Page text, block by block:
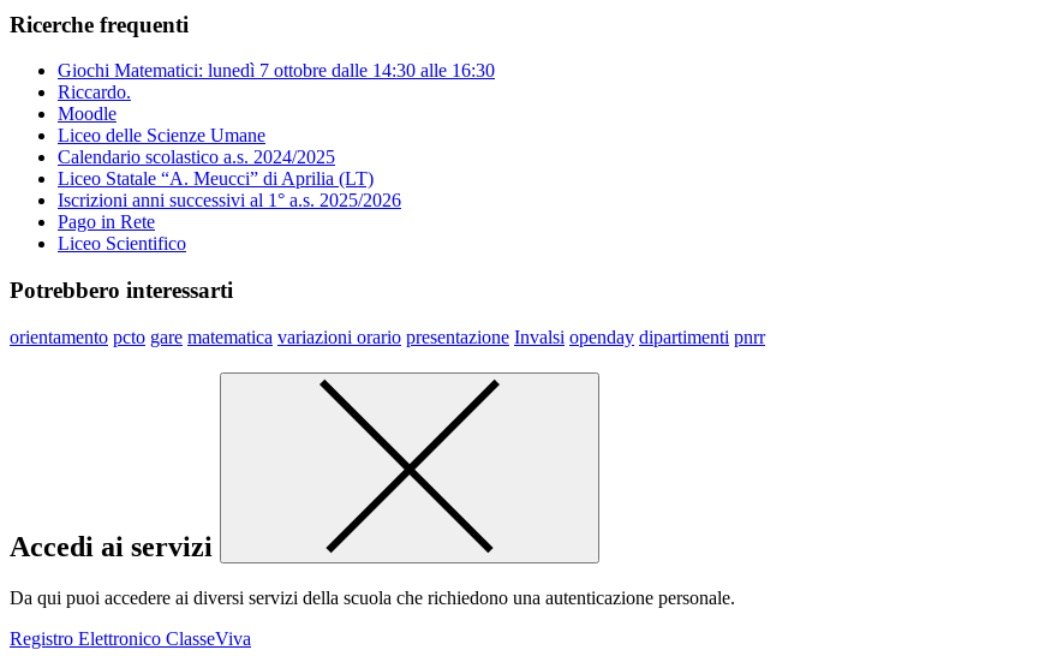
Ricerche frequenti
Giochi Matematici: lunedì 7 ottobre dalle 14:30 alle 16:30
Riccardo.
Moodle
Liceo delle Scienze Umane
Calendario scolastico a.s. 2024/2025
Liceo Statale “A. Meucci” di Aprilia (LT)
Iscrizioni anni successivi al 1° a.s. 2025/2026
Pago in Rete
Liceo Scientifico
Potrebbero interessarti
orientamento pcto gare matematica variazioni orario presentazione Invalsi openday dipartimenti pnrr
Accedi ai servizi
Da qui puoi accedere ai diversi servizi della scuola che richiedono una autenticazione personale.
Registro Elettronico ClasseViva